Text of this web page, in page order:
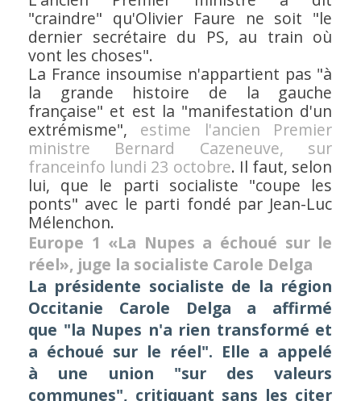
"craindre" qu'Olivier Faure ne soit "le
dernier secrétaire du PS, au train où
vont les choses".
La France insoumise n'appartient pas "à
la grande histoire de la gauche
française" et est la "manifestation d'un
extrémisme", estime l'ancien Premier
ministre Bernard Cazeneuve, sur
franceinfo lundi 23 octobre. Il faut, selon
lui, que le parti socialiste "coupe les
ponts" avec le parti fondé par Jean-Luc
Mélenchon.
Europe 1 «La Nupes a échoué sur le
réel», juge la socialiste Carole Delga
La présidente socialiste de la région
Occitanie Carole Delga a affirmé
que "la Nupes n'a rien transformé et
a échoué sur le réel". Elle a appelé
à une union "sur des valeurs
communes", critiquant sans les citer